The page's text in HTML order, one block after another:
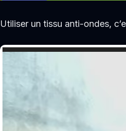
Utiliser un tissu anti-ondes,
Lecteur